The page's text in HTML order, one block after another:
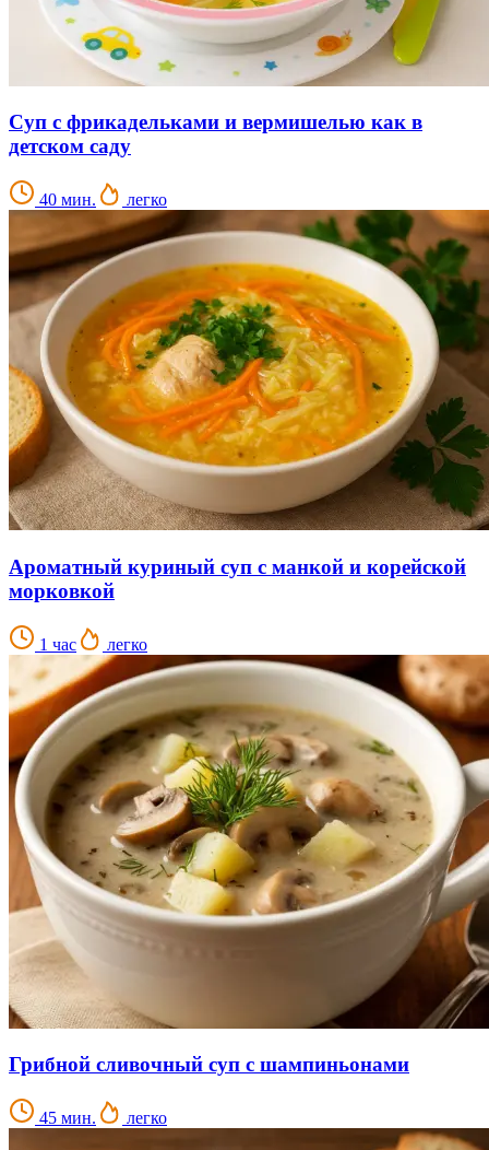
Суп с фрикадельками и вермишелью как в
детском саду
40 мин. легко
Ароматный куриный суп с манкой и корейской
морковкой
1 час легко
Грибной сливочный суп с шампиньонами
45 мин. легко